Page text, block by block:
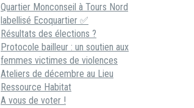
Quartier Monconseil à Tours Nord
labellisé Ecoquartier ✅
Résultats des élections ?
Protocole bailleur : un soutien aux
femmes victimes de violences
Ateliers de décembre au Lieu
Ressource Habitat
A vous de voter !